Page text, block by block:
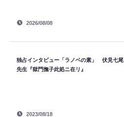
2026/08/08
独占インタビュー「ラノベの素」 伏見七尾
先生『獄門撫子此処ニ在リ』
2023/08/18